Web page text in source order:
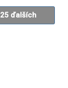
25 ďalších